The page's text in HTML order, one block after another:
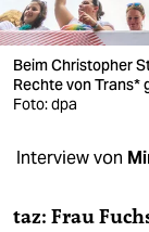
shop
fragen & hilfe
unterstützen
abo
Beim Christopher
Rechte von Trans*
Foto: dpa
Interview von
taz: Frau